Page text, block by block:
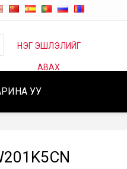
НЭГ ЭШЛЭЛИЙГ
АВАХ
УУ